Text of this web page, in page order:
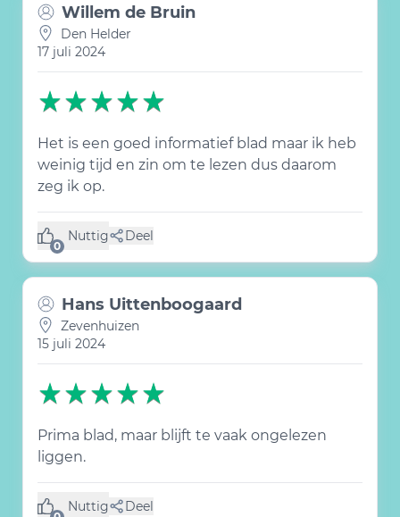
Willem de Bruin
Den Helder
17 juli 2024
Het is een goed informatief blad maar ik heb
weinig tijd en zin om te lezen dus daarom
zeg ik op.
0
Nuttig
(0 like) Deel
Hans Uittenboogaard
Zevenhuizen
15 juli 2024
Prima blad, maar blijft te vaak ongelezen
liggen.
Nuttig
(0 like) Deel